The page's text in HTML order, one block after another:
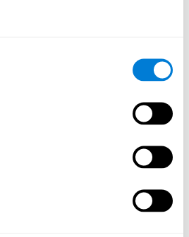
интерактив
анхаарлаа төвлөрүүлж,
тулд тоглоомуудаас үнэн
хянах боломжийг олгодог.
үр дүнд үндэслэн CogniFit
бөгөөд энэ нь сургалтыг